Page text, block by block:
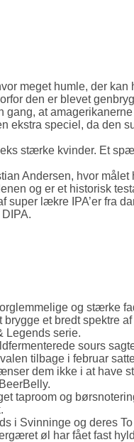
meget humle, der
den er blevet
gang, at
speciel, da den
stærke kvinder. Et
Andersen, hvor
og er et historisk
super lækre IPA’er fra
og stærke
et bredt spektre
Legends serie.
sours
tilbage i februar
dem ikke i at have
taproom og
i Svinninge og deres
øl har fået fast